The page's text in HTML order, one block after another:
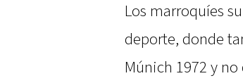
Los marroquíes
deporte, donde
Múnich 1972 y